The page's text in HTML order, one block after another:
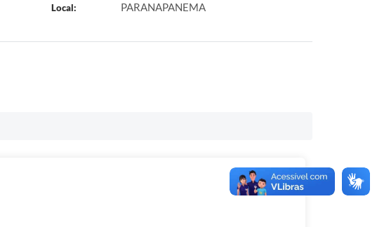
Local: PARANAPANEMA